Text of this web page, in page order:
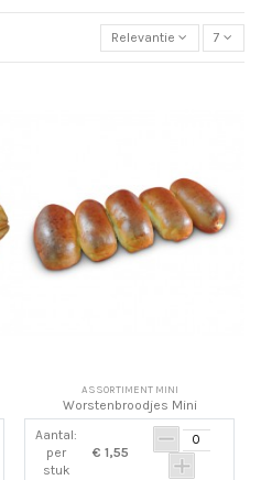
Relevantie 7
ASSORTIMENT MINI
Worstenbroodjes Mini
Aantal:
per
stuk
€ 1,55